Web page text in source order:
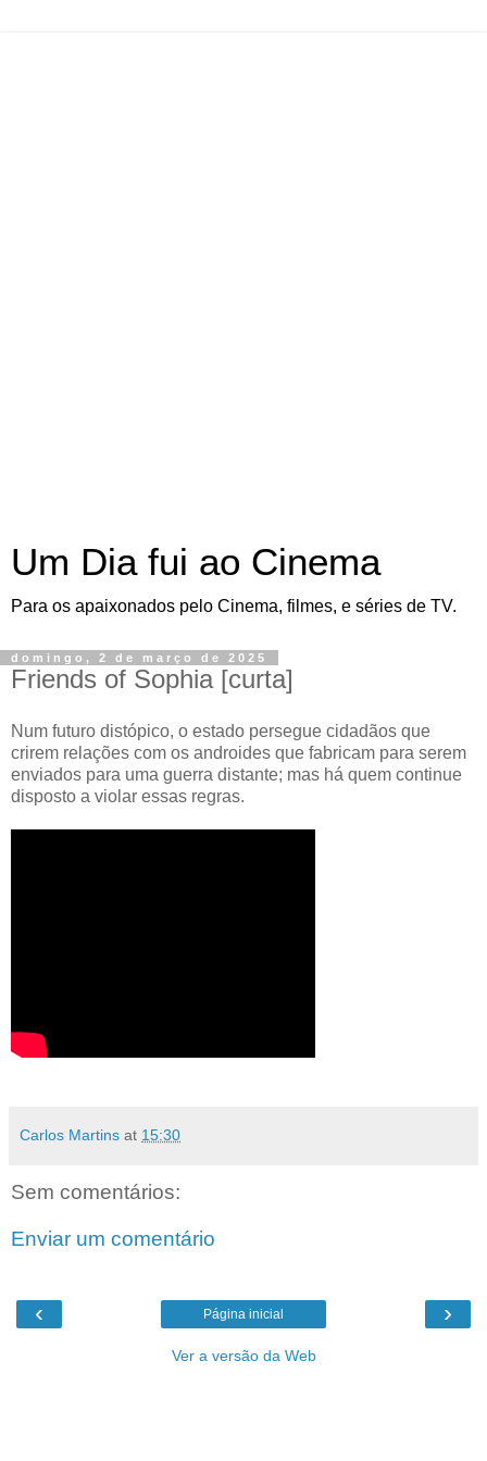
Um Dia fui ao Cinema
Para os apaixonados pelo Cinema, filmes, e séries de TV.
domingo, 2 de março de 2025
Friends of Sophia [curta]
Num futuro distópico, o estado persegue cidadãos que
crirem relações com os androides que fabricam para serem
enviados para uma guerra distante; mas há quem continue
disposto a violar essas regras.
Carlos Martins at 15:30
Sem comentários:
Enviar um comentário
‹ ›
Página inicial
Ver a versão da Web